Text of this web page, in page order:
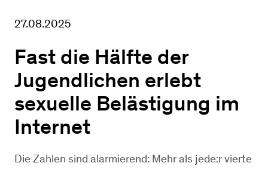
27.08.2025
Fast die Hälfte der
Jugendlichen erlebt
sexuelle Belästigung im
Internet
Die Zahlen sind alarmierend: Mehr als jede:r vierte